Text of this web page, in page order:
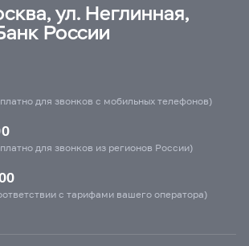
ул. Неглинная,
России
для звонков с мобильных телефонов)
для звонков из регионов России)
с тарифами вашего оператора)